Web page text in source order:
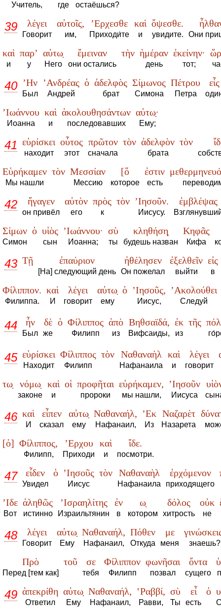
Учитель, где остаёшься?
39 λέγει
Говорит
αὐτοῖς,
им,
’Ερχεσθε
Приходи́те
καὶ
и
ὄψεσθε.
увидите. Они
καὶ
и
παρ’
у
αὐτω̣
Него
ἔμειναν
они остались
τὴν ἡμέραν
день
ἐκείνην·
тот;
40 ’Ην
Был
’Ανδρέας
Андрей
ὁ ἀδελφὸς
брат
Σίμωνος
Симона
Πέτρου
Петра
εἷς
’Ιωάννου
Иоанна
καὶ
и
ἀκολουθησάντων
последовавших
αὐτω̣·
Ему;
41 εὑρίσκει
находит
οὗτος
этот
πρῶτον
сначала
τὸν ἀδελφὸν
брата
τὸν
Εὑρήκαμεν
Мы нашли
τὸν Μεσσίαν
Мессию
[ὅ
которое
ἐστιν
есть
42 ἤγαγεν
он привёл
αὐτὸν
его
πρὸς
к
τὸν ’Ιησοῦν.
Иисусу.
ἐμβλέψας
Σίμων
Симон
ὁ υἱὸς
сын
’Ιωάννου·
Иоанна;
σὺ
ты
κληθήση̣
будешь назван
Κηφᾶς
Кифа
43 Τῇ ἐπαύριον
[На] следующий день
ἠθέλησεν
Он пожелал
ἐξελθεῖν
выйти
εἰς
в
Φίλιππον.
Филиппа.
καὶ
И
λέγει
говорит
αὐτω̣
ему
ὁ ’Ιησοῦς,
Иисус,
’Ακολούθει
Следуй
44 ἦν
Был
δὲ
же
ὁ Φίλιππος
Филипп
ἀπὸ
из
Βηθσαϊδά,
Вифсаиды,
ἐκ
из
τῆς
45 εὑρίσκει
Находит
Φίλιππος
Филипп
τὸν Ναθαναὴλ
Нафанаила
καὶ
и
λέγει
говорит
τω̣ νόμω̣
законе
καὶ
и
οἱ προφῆται
пророки
εὑρήκαμεν,
мы нашли,
’Ιησοῦν
Иисуса
46 καὶ
И
εἶπεν
сказал
αὐτω̣
ему
Ναθαναήλ,
Нафанаил,
’Εκ
Из
Ναζαρὲτ
Назарета
[ὁ] Φίλιππος,
Филипп,
’Ερχου
Приходи
καὶ
и
ἴδε.
посмотри.
47 εἶδεν
Увидел
ὁ ’Ιησοῦς
Иисус
τὸν Ναθαναὴλ
Нафанаила
ἐρχόμενον
приходящего
’Ιδε
Вот
ἀληθῶς
истинно
’Ισραηλίτης
Израильтянин
ἐν
в
ω̣
котором
δόλος
хитрость
οὐκ
не
48 λέγει
Говорит
αὐτω̣
Ему
Ναθαναήλ,
Нафанаил,
Πόθεν
Откуда
με
меня знаешь?
Πρὸ
Перед [тем как]
τοῦ σε
тебя
Φίλιππον
Филипп
φωνῆσαι
позвал
ὄντα
сущего
49 ἀπεκρίθη
Ответил
αὐτω̣
Ему
Ναθαναήλ,
Нафанаил,
‛Ραββί,
Равви,
σὺ
Ты
εἶ
есть
ὁ